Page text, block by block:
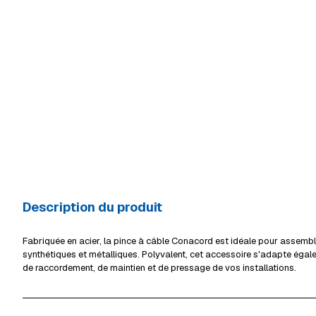
Description du produit
Fabriquée en acier, la pince à câble Conacord est idéale pour
synthétiques et métalliques. Polyvalent, cet accessoire s'adapte
de raccordement, de maintien et de pressage de vos installations.